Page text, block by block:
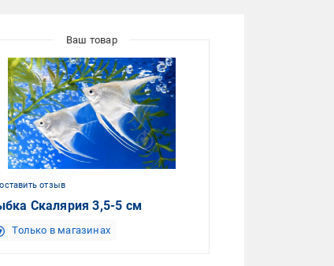
оставить отзыв
Скалярия 3,5-5 см
Только в магазинах